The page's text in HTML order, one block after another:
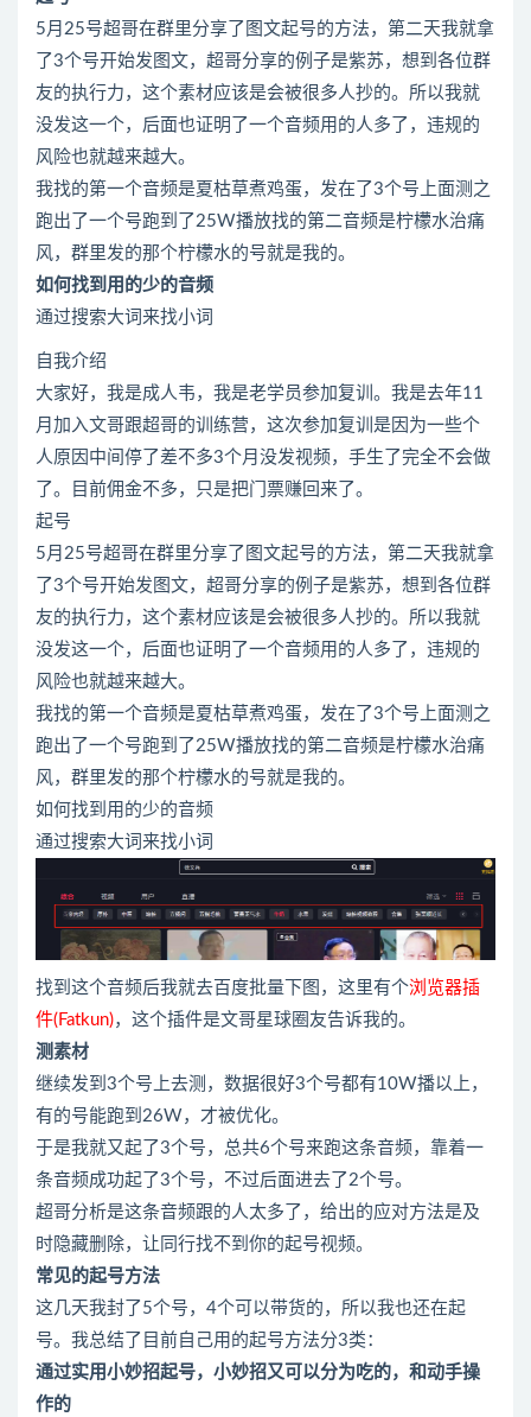
5月25号超哥在群里分享了图文起号的方法，第二天我就拿
了3个号开始发图文，超哥分享的例子是紫苏，想到各位群
友的执行力，这个素材应该是会被很多人抄的。所以我就
没发这一个，后面也证明了一个音频用的人多了，违规的
风险也就越来越大。
我找的第一个音频是夏枯草煮鸡蛋，发在了3个号上面测之
跑出了一个号跑到了25W播放找的第二音频是柠檬水治痛
风，群里发的那个柠檬水的号就是我的。
如何找到用的少的音频
通过搜索大词来找小词
自我介绍
大家好，我是成人韦，我是老学员参加复训。我是去年11
月加入文哥跟超哥的训练营，这次参加复训是因为一些个
人原因中间停了差不多3个月没发视频，手生了完全不会做
了。目前佣金不多，只是把门票赚回来了。
起号
5月25号超哥在群里分享了图文起号的方法，第二天我就拿
了3个号开始发图文，超哥分享的例子是紫苏，想到各位群
友的执行力，这个素材应该是会被很多人抄的。所以我就
没发这一个，后面也证明了一个音频用的人多了，违规的
风险也就越来越大。
我找的第一个音频是夏枯草煮鸡蛋，发在了3个号上面测之
跑出了一个号跑到了25W播放找的第二音频是柠檬水治痛
风，群里发的那个柠檬水的号就是我的。
如何找到用的少的音频
通过搜索大词来找小词
找到这个音频后我就去百度批量下图，这里有个浏览器插
件(Fatkun)，这个插件是文哥星球圈友告诉我的。
测素材
继续发到3个号上去测，数据很好3个号都有10W播以上，
有的号能跑到26W，才被优化。
于是我就又起了3个号，总共6个号来跑这条音频，靠着一
条音频成功起了3个号，不过后面进去了2个号。
超哥分析是这条音频跟的人太多了，给出的应对方法是及
时隐藏删除，让同行找不到你的起号视频。
常见的起号方法
这几天我封了5个号，4个可以带货的，所以我也还在起
号。我总结了目前自己用的起号方法分3类：
通过实用小妙招起号，小妙招又可以分为吃的，和动手操
作的